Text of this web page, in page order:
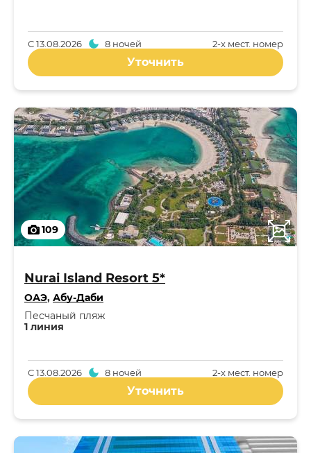
2-x мест. номер
С13.08.2026 8 ночей
Уточнить
109
Nurai Island Resort 5*
ОАЭ, Абу-Даби
1 линия
Песчаный пляж
2-x мест. номер
С13.08.2026 8 ночей
Уточнить